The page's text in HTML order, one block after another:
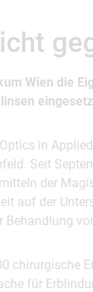
Wien die
in
Seit
der
auf der
chirurgische
für